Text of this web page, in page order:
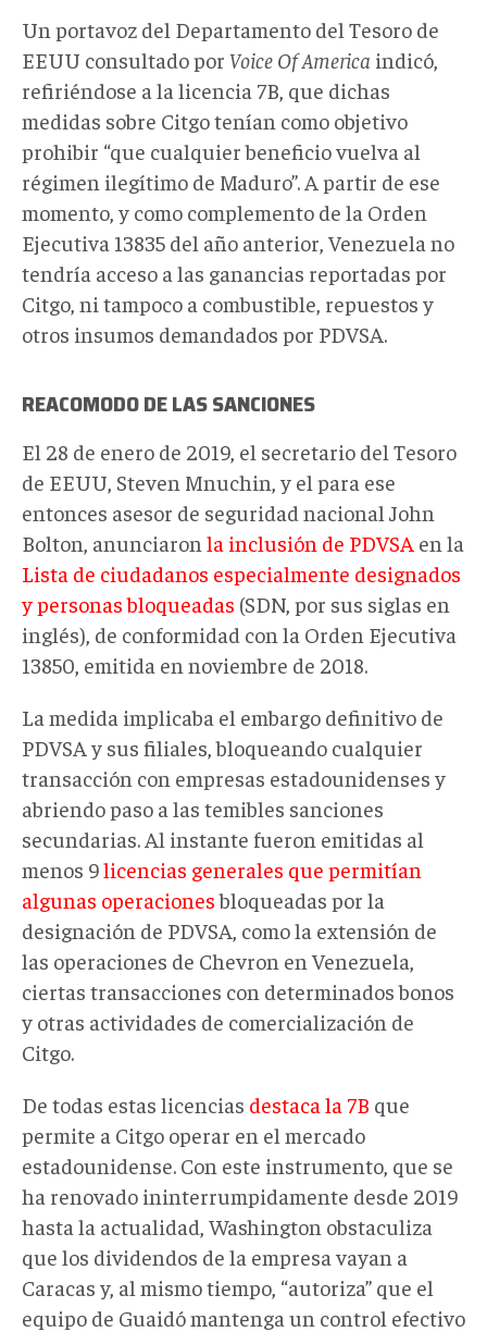
Un portavoz del Departamento del Tesoro de
EEUU consultado por Voice Of America indicó,
refiriéndose a la licencia 7B, que dichas
medidas sobre Citgo tenían como objetivo
prohibir “que cualquier beneficio vuelva al
régimen ilegítimo de Maduro”. A partir de ese
momento, y como complemento de la Orden
Ejecutiva 13835 del año anterior, Venezuela no
tendría acceso a las ganancias reportadas por
Citgo, ni tampoco a combustible, repuestos y
otros insumos demandados por PDVSA.
REACOMODO DE LAS SANCIONES
El 28 de enero de 2019, el secretario del Tesoro
de EEUU, Steven Mnuchin, y el para ese
entonces asesor de seguridad nacional John
Bolton, anunciaron la inclusión de PDVSA en la
Lista de ciudadanos especialmente designados
y personas bloqueadas (SDN, por sus siglas en
inglés), de conformidad con la Orden Ejecutiva
13850, emitida en noviembre de 2018.
La medida implicaba el embargo definitivo de
PDVSA y sus filiales, bloqueando cualquier
transacción con empresas estadounidenses y
abriendo paso a las temibles sanciones
secundarias. Al instante fueron emitidas al
menos 9licencias generales que permitían
algunas operacionesbloqueadas por la
designación de PDVSA, como la extensión de
las operaciones de Chevron en Venezuela,
ciertas transacciones con determinados bonos
y otras actividades de comercialización de
Citgo.
De todas estas licencias destaca la 7B que
permite a Citgo operar en el mercado
estadounidense. Con este instrumento, que se
ha renovado ininterrumpidamente desde 2019
hasta la actualidad, Washington obstaculiza
que los dividendos de la empresa vayan a
Caracas y, al mismo tiempo, “autoriza” que el
equipo de Guaidó mantenga un control efectivo